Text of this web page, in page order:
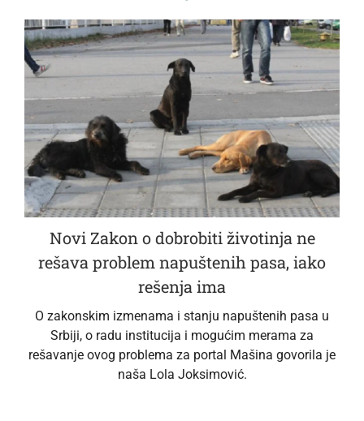
Novi Zakon o dobrobiti životinja ne
rešava problem napuštenih pasa, iako
rešenja ima
O zakonskim izmenama i stanju napuštenih pasa u
Srbiji, o radu institucija i mogućim merama za
rešavanje ovog problema za portal Mašina govorila je
naša Lola Joksimović.